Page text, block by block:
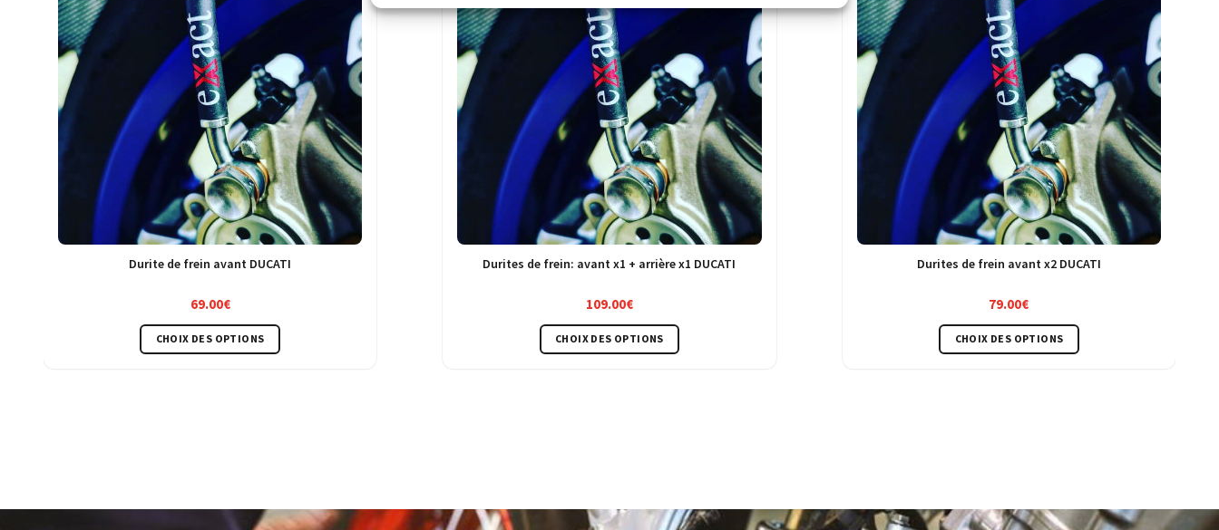
Durite de frein avant DUCATI
69.00€
CHOIX DES OPTIONS
Ce
produit
choisies
Durites de frein: avant x1 + arrière x1 DUCATI
109.00€
CHOIX DES OPTIONS
Ce
produit
choisies
Durites de frein avant x2 DUCATI
79.00€
CHOIX DES OPTIONS
Ce
produit
choisies